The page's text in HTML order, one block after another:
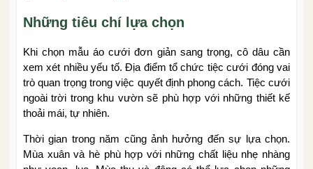
Những tiêu chí lựa chọn
Khi chọn mẫu áo cưới đơn giản sang trọng, cô dâu cần
xem xét nhiều yếu tố. Địa điểm tổ chức tiệc cưới đóng vai
trò quan trọng trong việc quyết định phong cách. Tiệc cưới
ngoài trời trong khu vườn sẽ phù hợp với những thiết kế
thoải mái, tự nhiên.
Thời gian trong năm cũng ảnh hưởng đến sự lựa chọn.
Mùa xuân và hè phù hợp với những chất liệu nhẹ nhàng